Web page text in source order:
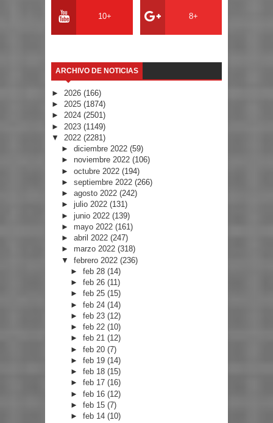
10+ 8+
ARCHIVO DE NOTICIAS
► 2026 (166)
► 2025 (1874)
► 2024 (2501)
► 2023 (1149)
▼ 2022 (2281)
► diciembre 2022 (59)
► noviembre 2022 (106)
► octubre 2022 (194)
► septiembre 2022 (266)
► agosto 2022 (242)
► julio 2022 (131)
► junio 2022 (139)
► mayo 2022 (161)
► abril 2022 (247)
► marzo 2022 (318)
▼ febrero 2022 (236)
►feb 28(14)
►feb 26(11)
►feb 25(15)
►feb 24(14)
►feb 23(12)
►feb 22(10)
►feb 21(12)
►feb 20(7)
►feb 19(14)
►feb 18(15)
►feb 17(16)
►feb 16(12)
►feb 15(7)
►feb 14(10)